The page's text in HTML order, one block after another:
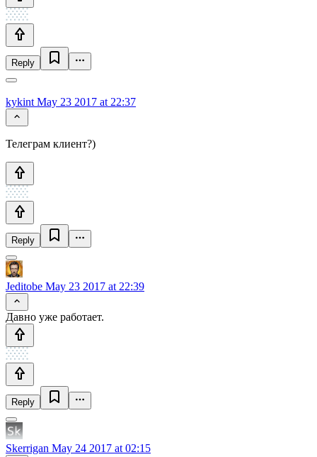
Reply
kykint May 23 2017 at 22:37
Телеграм клиент?)
Reply
Jeditobe May 23 2017 at 22:39
Давно уже работает.
Reply
Skerrigan May 24 2017 at 02:15